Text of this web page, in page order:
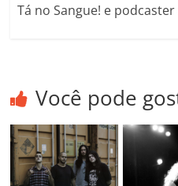
Tá no Sangue! e
Você pode